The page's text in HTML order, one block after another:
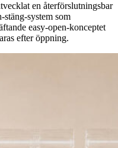
en återförslutningsbar
system som
easy-open-konceptet
efter öppning.